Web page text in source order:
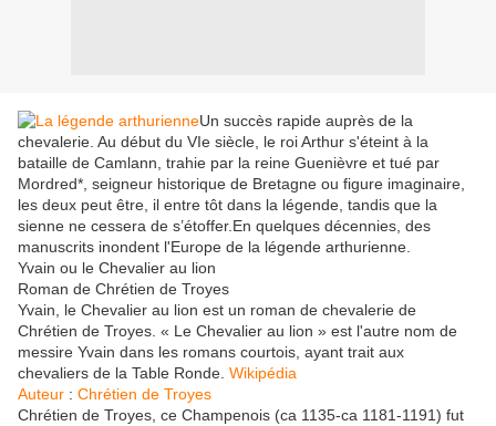
Un succès rapide auprès de la
chevalerie. Au début du VIe siècle, le roi Arthur s'éteint à la
bataille de Camlann, trahie par la reine Guenièvre et tué par
Mordred*, seigneur historique de Bretagne ou figure imaginaire,
les deux peut être, il entre tôt dans la légende, tandis que la
sienne ne cessera de s’étoffer.En quelques décennies, des
manuscrits inondent l'Europe de la légende arthurienne.
Yvain ou le Chevalier au lion
Roman de Chrétien de Troyes
Yvain, le Chevalier au lion est un roman de chevalerie de
Chrétien de Troyes. « Le Chevalier au lion » est l'autre nom de
messire Yvain dans les romans courtois, ayant trait aux
chevaliers de la Table Ronde. Wikipédia
Auteur : Chrétien de Troyes
Chrétien de Troyes, ce Champenois (ca 1135-ca 1181-1191) fut